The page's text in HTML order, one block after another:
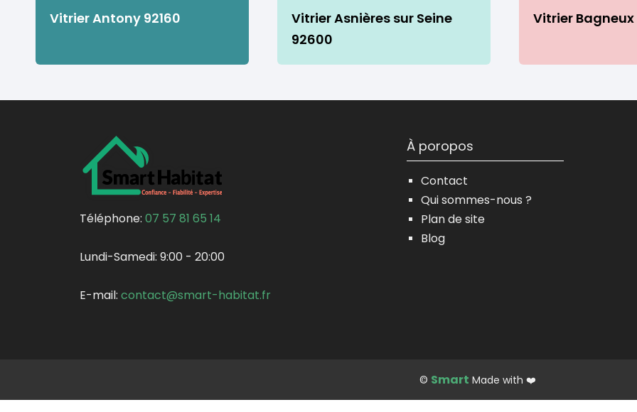
Vitrier Antony 92160
Vitrier Asnières sur Seine
92600
Vitrier Bagneux
Téléphone: 07 57 81 65 14
Lundi-Samedi: 9:00 - 20:00
E-mail: contact@smart-habitat.fr
À poropos
Contact
Qui sommes-nous ?
Plan de site
Blog
© Smart Made with ❤️